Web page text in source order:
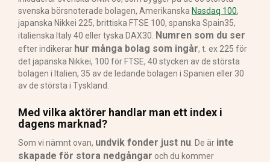
svenska börsnoterade bolagen, Amerikanska Nasdaq 100,
japanska Nikkei 225, brittiska FTSE 100, spanska Spain35,
italienska Italy 40 eller tyska DAX30. Numren som du ser
efter indikerar hur många bolag som ingår, t. ex 225 för
det japanska Nikkei, 100 för FTSE, 40 stycken av de största
bolagen i Italien, 35 av de ledande bolagen i Spanien eller 30
av de största i Tyskland.
Med vilka aktörer handlar man ett index i
dagens marknad?
Som vi nämnt ovan, undvik fonder just nu . De är inte
skapade för stora nedgångar och du kommer